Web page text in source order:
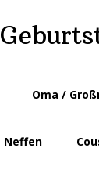
Oma /
Neffen